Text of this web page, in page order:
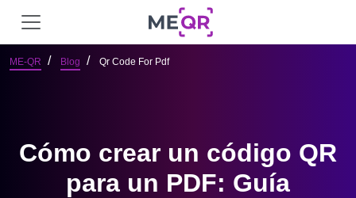
ME-QR Blog Qr Code For Pdf
Cómo crear un código QR
para un PDF: Guía